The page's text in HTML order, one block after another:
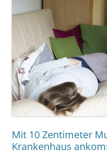
Mit 10 Zentimeter
Krankenhaus